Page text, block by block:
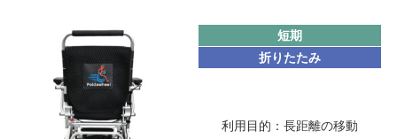
短期
折りたたみ
利用目的：長距離の移動